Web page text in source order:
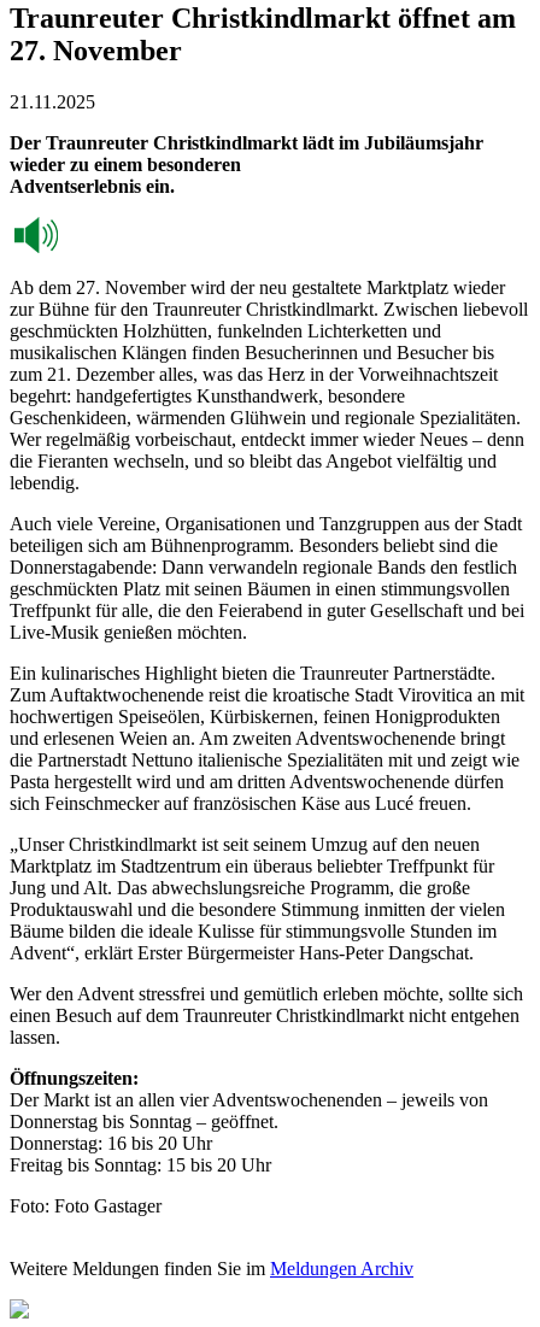
Traunreuter Christkindlmarkt öffnet am
27. November
21.11.2025
Der Traunreuter Christkindlmarkt lädt im Jubiläumsjahr
wieder zu einem besonderen
Adventserlebnis ein.
Ab dem 27. November wird der neu gestaltete Marktplatz wieder
zur Bühne für den Traunreuter Christkindlmarkt. Zwischen liebevoll
geschmückten Holzhütten, funkelnden Lichterketten und
musikalischen Klängen finden Besucherinnen und Besucher bis
zum 21. Dezember alles, was das Herz in der Vorweihnachtszeit
begehrt: handgefertigtes Kunsthandwerk, besondere
Geschenkideen, wärmenden Glühwein und regionale Spezialitäten.
Wer regelmäßig vorbeischaut, entdeckt immer wieder Neues – denn
die Fieranten wechseln, und so bleibt das Angebot vielfältig und
lebendig.
Auch viele Vereine, Organisationen und Tanzgruppen aus der Stadt
beteiligen sich am Bühnenprogramm. Besonders beliebt sind die
Donnerstagabende: Dann verwandeln regionale Bands den festlich
geschmückten Platz mit seinen Bäumen in einen stimmungsvollen
Treffpunkt für alle, die den Feierabend in guter Gesellschaft und bei
Live-Musik genießen möchten.
Ein kulinarisches Highlight bieten die Traunreuter Partnerstädte.
Zum Auftaktwochenende reist die kroatische Stadt Virovitica an mit
hochwertigen Speiseölen, Kürbiskernen, feinen Honigprodukten
und erlesenen Weien an. Am zweiten Adventswochenende bringt
die Partnerstadt Nettuno italienische Spezialitäten mit und zeigt wie
Pasta hergestellt wird und am dritten Adventswochenende dürfen
sich Feinschmecker auf französischen Käse aus Lucé freuen.
„Unser Christkindlmarkt ist seit seinem Umzug auf den neuen
Marktplatz im Stadtzentrum ein überaus beliebter Treffpunkt für
Jung und Alt. Das abwechslungsreiche Programm, die große
Produktauswahl und die besondere Stimmung inmitten der vielen
Bäume bilden die ideale Kulisse für stimmungsvolle Stunden im
Advent“, erklärt Erster Bürgermeister Hans-Peter Dangschat.
Wer den Advent stressfrei und gemütlich erleben möchte, sollte sich
einen Besuch auf dem Traunreuter Christkindlmarkt nicht entgehen
lassen.
Öffnungszeiten:
Der Markt ist an allen vier Adventswochenenden – jeweils von
Donnerstag bis Sonntag – geöffnet.
Donnerstag: 16 bis 20 Uhr
Freitag bis Sonntag: 15 bis 20 Uhr
Foto: Foto Gastager
Weitere Meldungen finden Sie im Meldungen Archiv